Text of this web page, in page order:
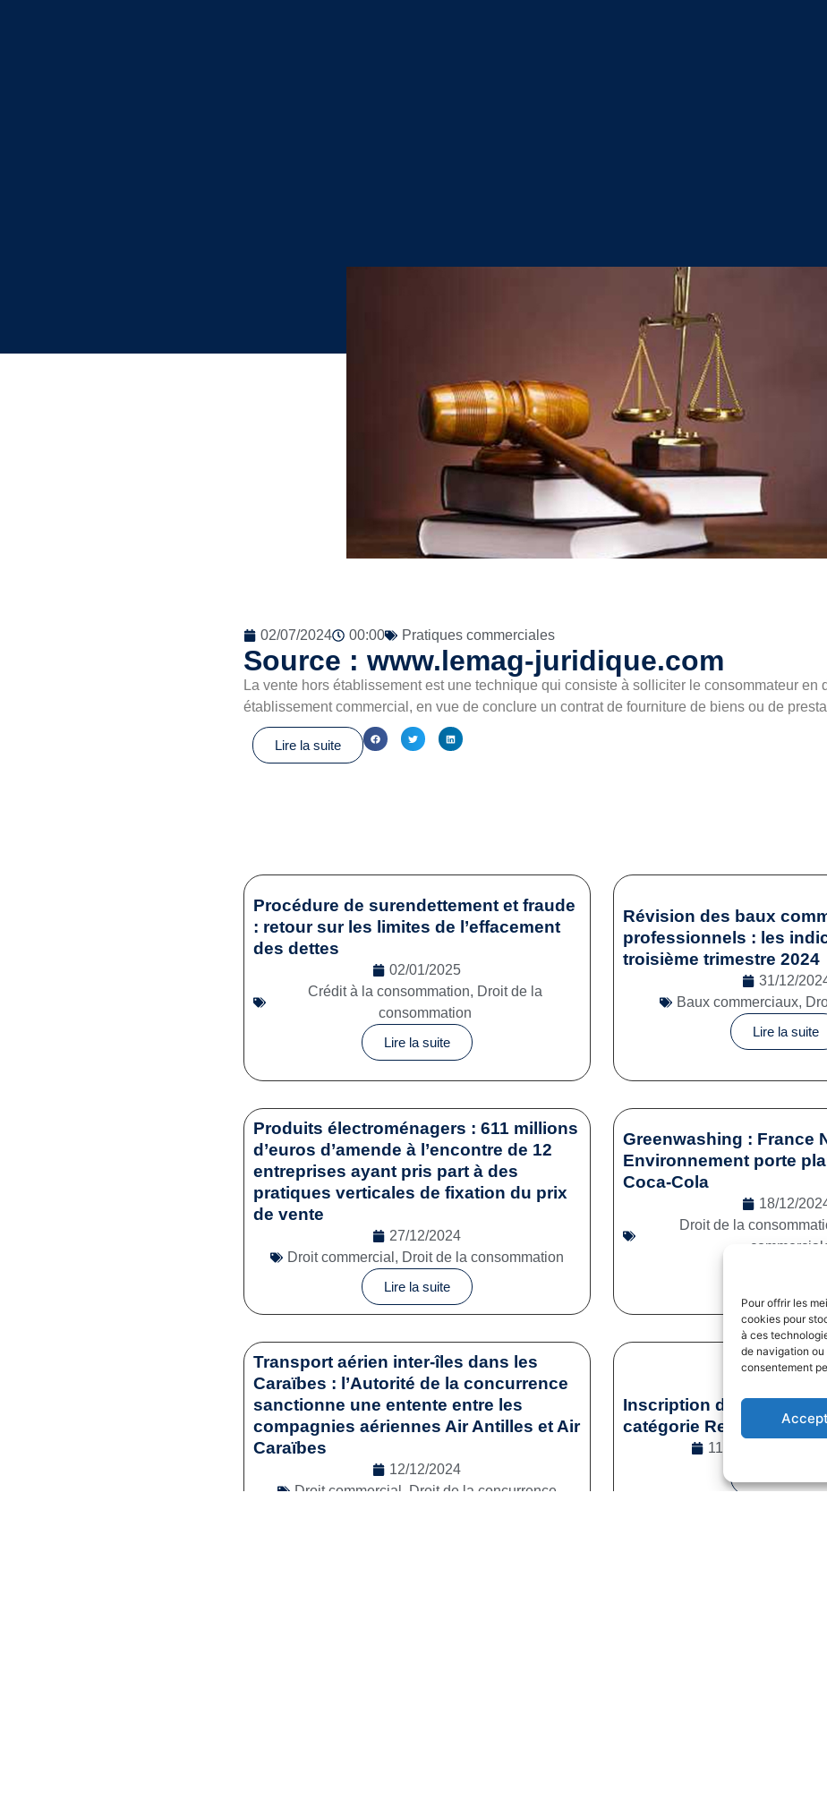
Pour offrir les
cookies pour
à ces
de navigation ou
consentement
02/07/2024 00:00 Pratiques commerciales
Source : www.lemag-juridique.com
La vente hors établissement est une technique qui consiste à solliciter le consommateur en
établissement commercial, en vue de conclure un contrat de fourniture de biens ou de
Lire la suite
Procédure de surendettement et fraude
: retour sur les limites de l’effacement
des dettes
02/01/2025
Crédit à la consommation, Droit de la
consommation
Lire la suite
Révision des baux
professionnels : les
troisième trimestre 2024
31/12/
Baux commerciaux,
Lire la suite
Produits électroménagers : 611 millions
d’euros d’amende à l’encontre de 12
entreprises ayant pris part à des
pratiques verticales de fixation du prix
de vente
27/12/2024
Droit commercial , Droit de la consommation
Lire la suite
Greenwashing : France
Environnement porte
Coca-Cola
18/12/
Droit de la
Transport aérien inter-îles dans les
Caraïbes : l’Autorité de la concurrence
sanctionne une entente entre les
compagnies aériennes Air Antilles et Air
Caraïbes
12/12/2024
Droit commercial Droit de la concurrence
Inscription des sportifs
catégorie Reconversion
11/12/2024